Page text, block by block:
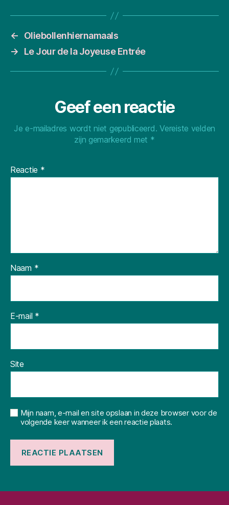
←
Oliebollenhiernamaals
→
Le Jour de la Joyeuse Entrée
Geef een reactie
Je e-mailadres wordt niet gepubliceerd. Vereiste velden
zijn gemarkeerd met *
Reactie *
Naam *
E-mail *
Site
Mijn naam, e-mail en site opslaan in deze browser voor de
volgende keer wanneer ik een reactie plaats.